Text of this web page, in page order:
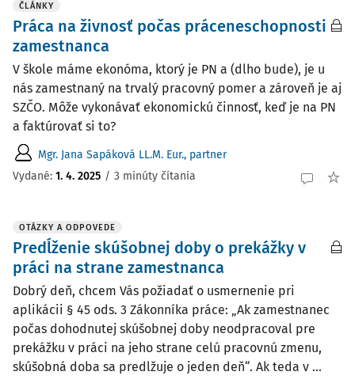
ČLÁNKY
Práca na živnosť počas práceneschopnosti
zamestnanca
V škole máme ekonóma, ktorý je PN a (dlho bude), je u
nás zamestnaný na trvalý pracovný pomer a zároveň je aj
SZČO. Môže vykonávať ekonomickú činnosť, keď je na PN
a faktúrovať si to?
Mgr. Jana Sapáková LL.M. Eur., partner
Vydané: 1. 4. 2025 / 3 minúty čítania
OTÁZKY A ODPOVEDE
Predĺženie skúšobnej doby o prekážky v
práci na strane zamestnanca
Dobrý deň, chcem Vás požiadať o usmernenie pri
aplikácii § 45 ods. 3 Zákonníka práce: „Ak zamestnanec
počas dohodnutej skúšobnej doby neodpracoval pre
prekážku v práci na jeho strane celú pracovnú zmenu,
skúšobná doba sa predlžuje o jeden deň“. Ak teda v ...